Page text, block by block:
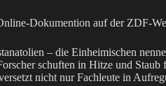
Dokumention auf der ZDF-
– die Einheimischen
schuften in Hitze und
nicht nur Fachleute in